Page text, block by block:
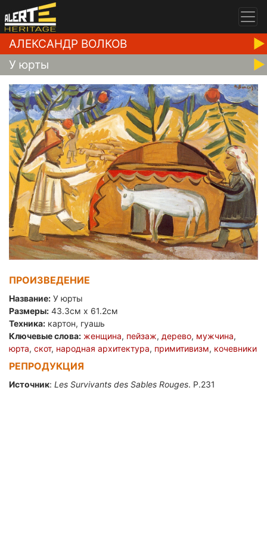
АЛЕКСАНДР ВОЛКОВ
У юрты
ПРОИЗВЕДЕНИЕ
Название: У юрты
Размеры: 43.3см x 61.2см
Техника: картон, гуашь
Ключевые слова: женщина, пейзаж, дерево, мужчина,
юрта, скот, народная архитектура, примитивизм, кочевники
РЕПРОДУКЦИЯ
Источник: Les Survivants des Sables Rouges. P.231